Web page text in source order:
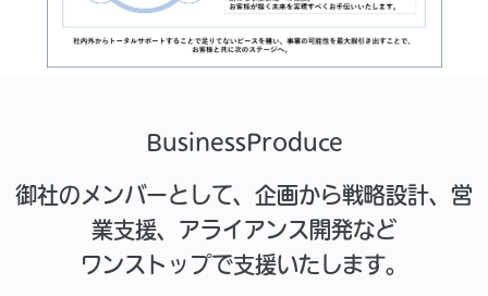
BusinessProduce
御社のメンバーとして、企画から戦略設計、営
業支援、アライアンス開発など
ワンストップで支援いたします。